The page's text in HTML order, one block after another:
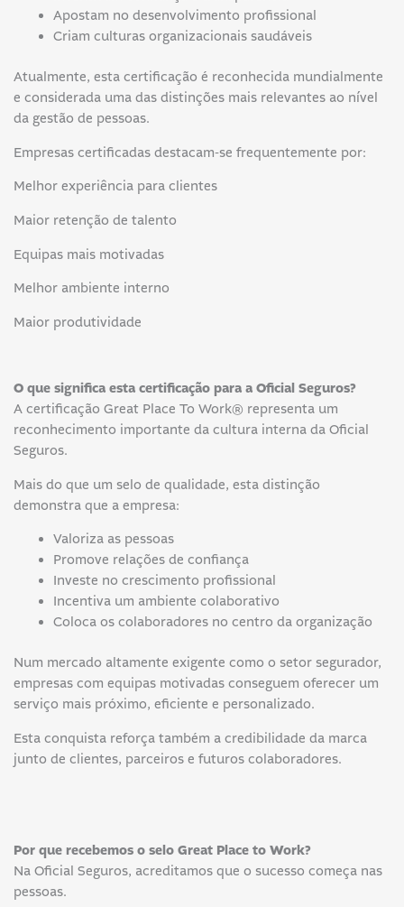
Apostam no desenvolvimento profissional
Criam culturas organizacionais saudáveis
Atualmente, esta certificação é reconhecida mundialmente
e considerada uma das distinções mais relevantes ao nível
da gestão de pessoas.
Empresas certificadas destacam-se frequentemente por:
Melhor experiência para clientes
Maior retenção de talento
Equipas mais motivadas
Melhor ambiente interno
Maior produtividade
O que significa esta certificação para a Oficial Seguros?
A certificação Great Place To Work® representa um
reconhecimento importante da cultura interna da Oficial
Seguros.
Mais do que um selo de qualidade, esta distinção
demonstra que a empresa:
Valoriza as pessoas
Promove relações de confiança
Investe no crescimento profissional
Incentiva um ambiente colaborativo
Coloca os colaboradores no centro da organização
Num mercado altamente exigente como o setor segurador,
empresas com equipas motivadas conseguem oferecer um
serviço mais próximo, eficiente e personalizado.
Esta conquista reforça também a credibilidade da marca
junto de clientes, parceiros e futuros colaboradores.
Por que recebemos o selo Great Place to Work?
Na Oficial Seguros, acreditamos que o sucesso começa nas
pessoas.